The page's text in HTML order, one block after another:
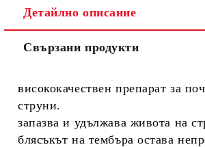
Детайлно описание
Свързани продукти
висококачествен препарат за
струни.
запазва и удължава живота на
блясъкът на тембъра остава